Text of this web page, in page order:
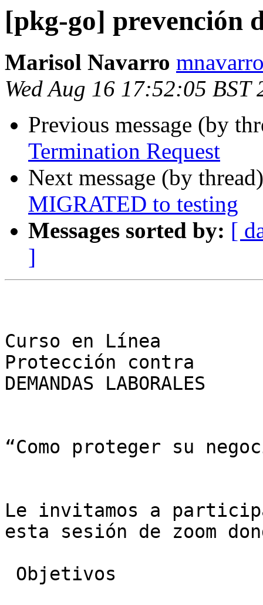
[pkg-go] prevención
Marisol Navarro
Wed Aug 16 17:52:05 BST
Previous message (by
Termination Request
Next message (by
MIGRATED to testing
Messages sorted by: [
]
Curso en Línea
Protección contra
DEMANDAS LABORALES
“Como proteger su
Le invitamos a
esta sesión de zoom